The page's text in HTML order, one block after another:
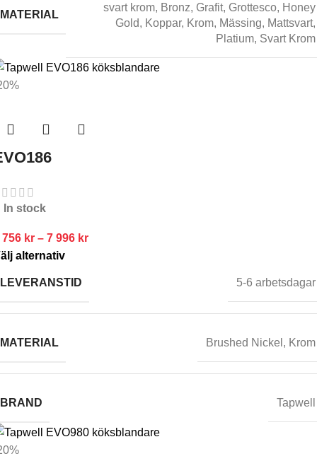
MATERIAL
svart krom, Bronz, Grafit, Grottesco, Honey
Gold, Koppar, Krom, Mässing, Mattsvart,
Platium, Svart Krom
In stock
756 kr – 7 996 kr
alternativ
LEVERANSTID 5-6 arbetsdagar
MATERIAL Brushed Nickel , Krom
BRAND Tapwell